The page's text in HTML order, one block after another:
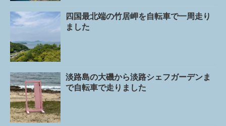
四国最北端の竹居岬を自転車で一周走り
ました
淡路島の大磯から淡路シェフガーデンま
で自転車で走りました